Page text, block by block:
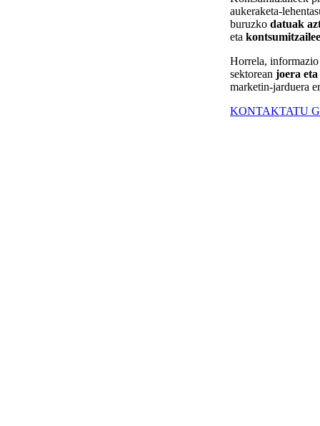
aukeraketa-
buruzko datuak
eta
Horrela,
sektorean joera
marketin-jarduera
KONTAKTATU